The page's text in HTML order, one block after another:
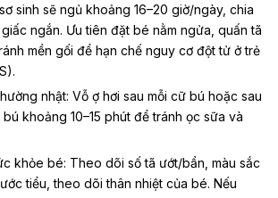
sinh sẽ ngủ khoảng 16–20 giờ/ngày, chia
ngắn. Ưu tiên đặt bé nằm ngửa, quấn tã
mền gối để hạn chế nguy cơ đột tử ở trẻ
.
nhật: Vỗ ợ hơi sau mỗi cữ bú hoặc sau
khoảng 10–15 phút để tránh ọc sữa và
khỏe bé: Theo dõi số tã ướt/bẩn, màu sắc
tiểu, theo dõi thân nhiệt của bé. Nếu